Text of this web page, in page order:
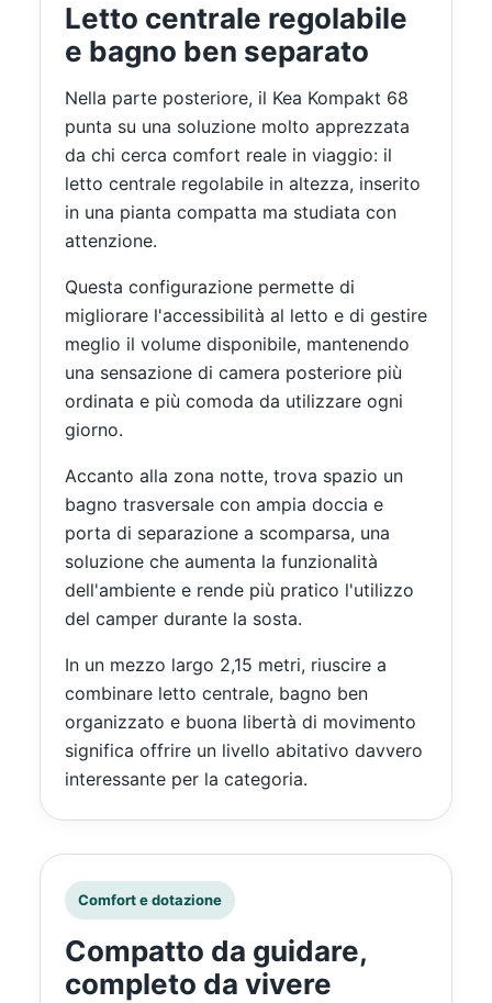
Letto centrale regolabile
e bagno ben separato
Nella parte posteriore, il Kea Kompakt 68
punta su una soluzione molto apprezzata
da chi cerca comfort reale in viaggio: il
letto centrale regolabile in altezza, inserito
in una pianta compatta ma studiata con
attenzione.
Questa configurazione permette di
migliorare l'accessibilità al letto e di gestire
meglio il volume disponibile, mantenendo
una sensazione di camera posteriore più
ordinata e più comoda da utilizzare ogni
giorno.
Accanto alla zona notte, trova spazio un
bagno trasversale con ampia doccia e
porta di separazione a scomparsa, una
soluzione che aumenta la funzionalità
dell'ambiente e rende più pratico l'utilizzo
del camper durante la sosta.
In un mezzo largo 2,15 metri, riuscire a
combinare letto centrale, bagno ben
organizzato e buona libertà di movimento
significa offrire un livello abitativo davvero
interessante per la categoria.
Comfort e dotazione
Compatto da guidare,
completo da vivere